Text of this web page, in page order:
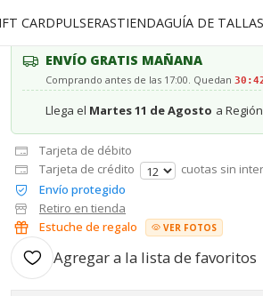
CARDPULSERASTIENDAGUÍA DE TALLAS
ENVÍO GRATIS MAÑANA
Comprando antes de las 17:00. Quedan
Llega el Martes 11 de Agosto a Región
Tarjeta de débito
Tarjeta de crédito
cuotas sin
Envío protegido
Retiro en tienda
Estuche de regalo
VER FOTOS
Agregar a la lista de favoritos